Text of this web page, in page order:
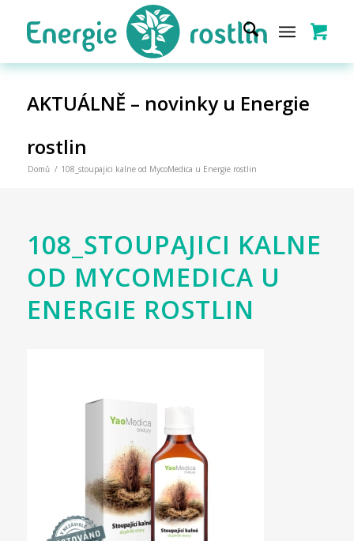
AKTUÁLNĚ – novinky u Energie
rostlin
Domů / 108_stoupajici kalne od MycoMedica u Energie rostlin
108_STOUPAJICI KALNE
OD MYCOMEDICA U
ENERGIE ROSTLIN